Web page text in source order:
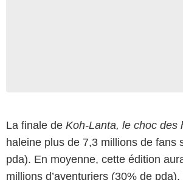
La finale de Koh-Lanta, le choc des
haleine plus de 7,3 millions de fans
pda). En moyenne, cette édition
millions d’aventuriers (30% de pda).